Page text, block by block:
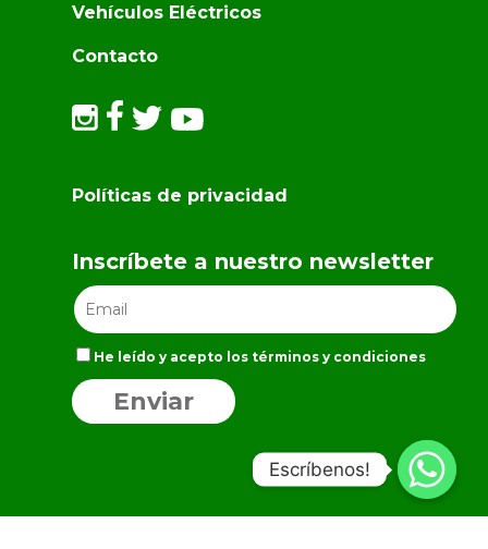
Vehículos Eléctricos
Contacto
Políticas de privacidad
Inscríbete a nuestro newsletter
He leído y acepto los términos y condiciones
Escríbenos!